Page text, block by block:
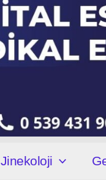
Jinekoloji